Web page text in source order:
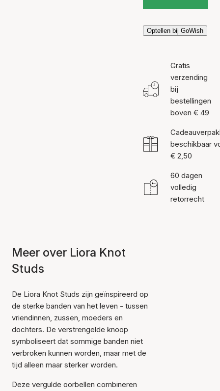
Optellen bij GoWish
Gratis
verzending
bij
bestellingen
boven € 49
beschikbaar
€ 2,50
60 dagen
volledig
retorrecht
Meer over Liora Knot
Studs
De Liora Knot Studs zijn geïnspireerd op
de sterke banden van het leven - tussen
vriendinnen, zussen, moeders en
dochters. De verstrengelde knoop
symboliseert dat sommige banden niet
verbroken kunnen worden, maar met de
tijd alleen maar sterker worden.
Deze vergulde oorbellen combineren